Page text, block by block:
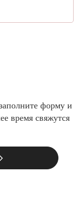
форму и
время свяжутся